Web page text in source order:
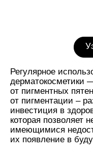
Регулярное
дерматокосметики
от пигментных
от пигментации –
инвестиция в
которая позволяет
имеющимися
их появление в